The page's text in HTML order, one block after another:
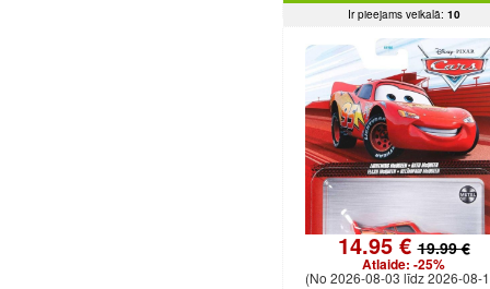
Ir pieejams veikalā: 10
14.95 €19.99 €
Atlaide: -25%
(No 2026-08-03 līdz 2026-08-